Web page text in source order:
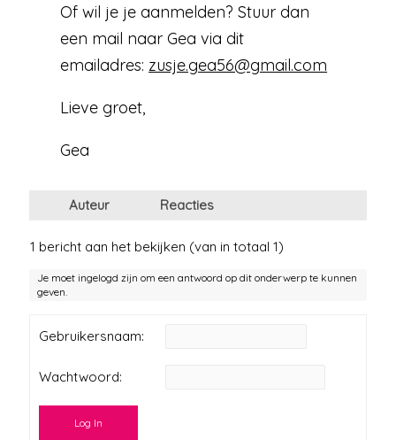
Of wil je je aanmelden? Stuur dan
een mail naar Gea via dit
emailadres: zusje.gea56@gmail.com
Lieve groet,
Gea
Auteur Reacties
1 bericht aan het bekijken (van in totaal 1)
Je moet ingelogd zijn om een antwoord op dit onderwerp te kunnen
geven.
Gebruikersnaam:
Wachtwoord:
Log In